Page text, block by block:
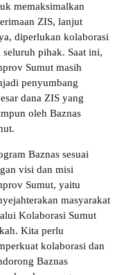
memaksimalkan
ZIS, lanjut
diperlukan kolaborasi
seluruh pihak. Saat ini,
Sumut masih
penyumbang
dana ZIS yang
oleh Baznas
Baznas sesuai
visi dan misi
Sumut, yaitu
masyarakat
Kolaborasi Sumut
Kita perlu
kolaborasi dan
Baznas